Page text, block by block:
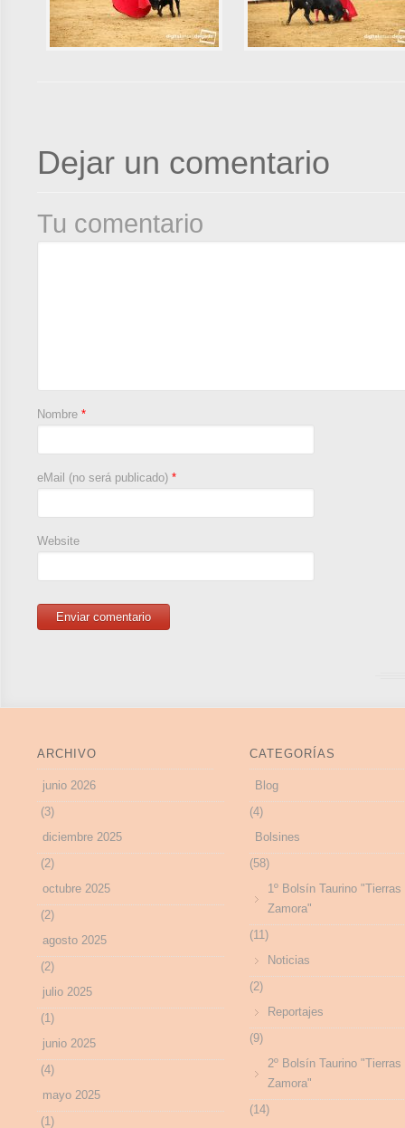
Dejar un comentario
Tu comentario
Nombre *
eMail (no será publicado) *
Website
ARCHIVO
junio 2026
(3)
diciembre 2025
(2)
octubre 2025
(2)
agosto 2025
(2)
julio 2025
(1)
junio 2025
(4)
mayo 2025
(1)
CATEGORÍAS
Blog
(4)
Bolsines
(58)
1º Bolsín Taurino "Tierras
Zamora"
(11)
Noticias
(2)
Reportajes
(9)
2º Bolsín Taurino "Tierras
Zamora"
(14)